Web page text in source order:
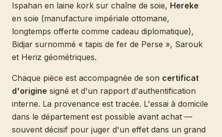
Ispahan en laine kork sur chaîne de soie, Hereke
en soie (manufacture impériale ottomane,
longtemps offerte comme cadeau diplomatique),
Bidjar surnommé « tapis de fer de Perse », Sarouk
et Heriz géométriques.
Chaque pièce est accompagnée de son certificat
d'origine signé et d'un rapport d'authentification
interne. La provenance est tracée. L'essai à domicile
dans le département est possible avant achat —
souvent décisif pour juger d'un effet dans un grand